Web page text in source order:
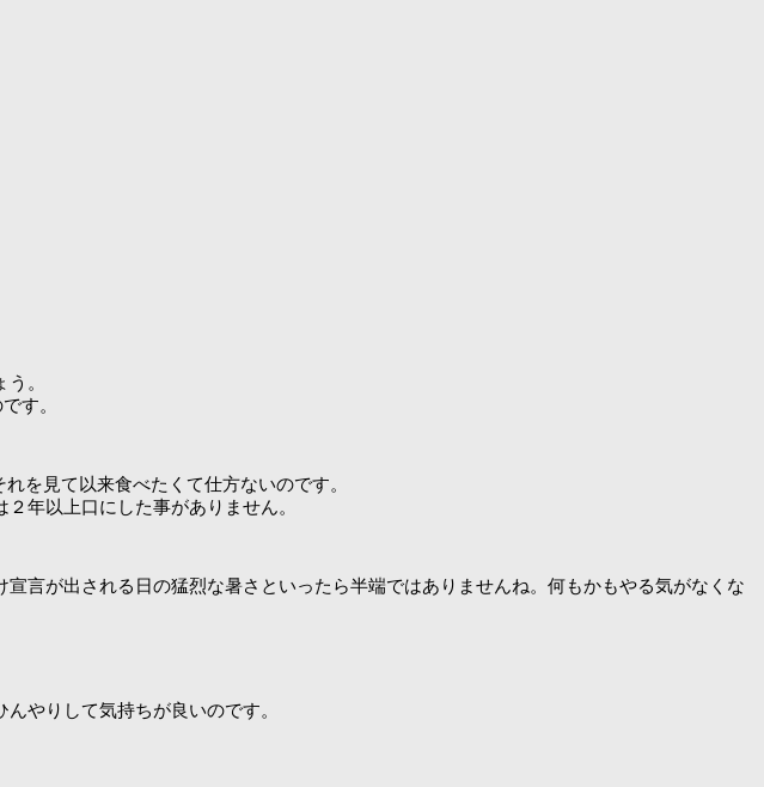
。
す。
を見て以来食べたくて仕方ないのです。
年以上口にした事がありません。
言が出される日の猛烈な暑さといったら半端ではありませんね。何もかもやる気がなくな
やりして気持ちが良いのです。